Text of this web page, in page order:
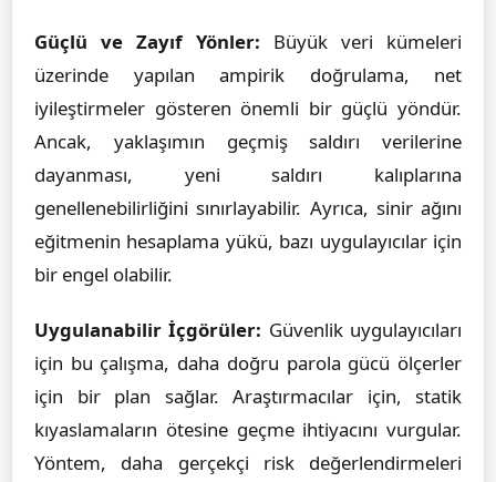
Güçlü ve Zayıf Yönler: Büyük veri kümeleri
üzerinde yapılan ampirik doğrulama, net
iyileştirmeler gösteren önemli bir güçlü yöndür.
Ancak, yaklaşımın geçmiş saldırı verilerine
dayanması, yeni saldırı kalıplarına
genellenebilirliğini sınırlayabilir. Ayrıca, sinir ağını
eğitmenin hesaplama yükü, bazı uygulayıcılar için
bir engel olabilir.
Uygulanabilir İçgörüler: Güvenlik uygulayıcıları
için bu çalışma, daha doğru parola gücü ölçerler
için bir plan sağlar. Araştırmacılar için, statik
kıyaslamaların ötesine geçme ihtiyacını vurgular.
Yöntem, daha gerçekçi risk değerlendirmeleri